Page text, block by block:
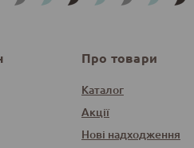
Про товари
Каталог
Акції
Нові надходження